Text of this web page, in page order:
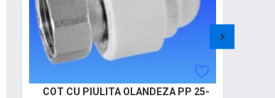
COT CU PIULITA OLANDEZA PP 25-